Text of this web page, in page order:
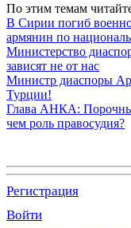
По этим темам
В Сирии погиб
армянин по
Министерство
зависят не от нас
Министр диаспоры
Турции!
Глава АНКА:
чем роль правосудия?
Регистрация
Войти